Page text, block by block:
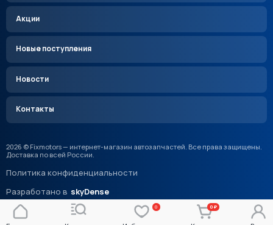
0 0 ₽
Акции
Новые поступления
Новости
Контакты
2026 © Fixmotors — интернет-магазин автозапчастей. Все права защищены.
Доставка по всей России.
Политика конфиденциальности
Разработано в skyDense